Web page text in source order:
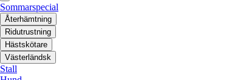
Sommarspecial
Återhämtning
Ridutrustning
Hästskötare
Västerländsk
Stall